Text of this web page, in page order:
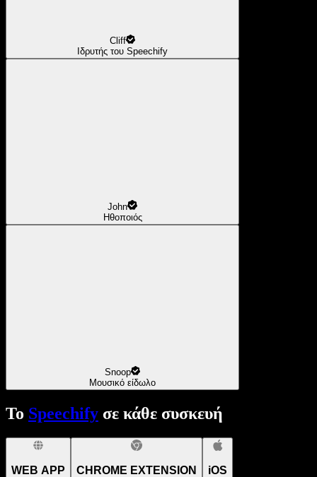
Cliff
Ιδρυτής του Speechify
John
Ηθοποιός
Snoop
Μουσικό είδωλο
Το Speechify σε κάθε συσκευή
WEB APP CHROME EXTENSION iOS